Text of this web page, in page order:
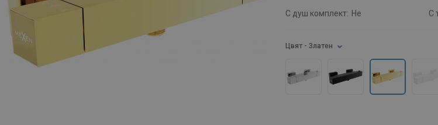
С душ комплект: Не С
Цвят - Златен